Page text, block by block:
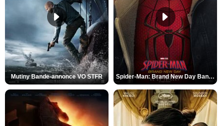
Mutiny Bande-annonce VO STFR Spider-Man: Brand New Day Bande-annonce VO STFR